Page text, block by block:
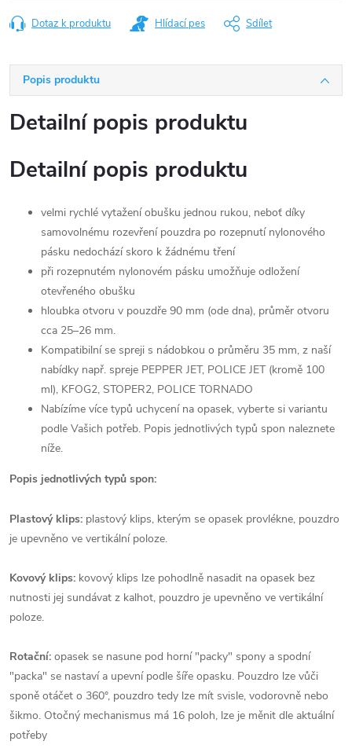
Dotaz k produktu Hlídací pes Sdílet
Popis produktu
Detailní popis produktu
Detailní popis produktu
velmi rychlé vytažení obušku jednou rukou, neboť díky
samovolnému rozevření pouzdra po rozepnutí nylonového
pásku nedochází skoro k žádnému tření
při rozepnutém nylonovém pásku umožňuje odložení
otevřeného obušku
hloubka otvoru v pouzdře 90 mm (ode dna), průměr otvoru
cca 25–26 mm.
Kompatibilní se spreji s nádobkou o průměru 35 mm, z naší
nabídky např. spreje PEPPER JET, POLICE JET (kromě 100
ml), KFOG2, STOPER2, POLICE TORNADO
Nabízíme více typů uchycení na opasek, vyberte si variantu
podle Vašich potřeb. Popis jednotlivých typů spon naleznete
níže.
Popis jednotlivých typů spon:
Plastový klips: plastový klips, kterým se opasek provlékne, pouzdro
je upevněno ve vertikální poloze.
Kovový klips: kovový klips lze pohodlně nasadit na opasek bez
nutnosti jej sundávat z kalhot, pouzdro je upevněno ve vertikální
poloze.
Rotační: opasek se nasune pod horní "packy" spony a spodní
"packa" se nastaví a upevní podle šíře opasku. Pouzdro lze vůči
sponě otáčet o 360°, pouzdro tedy lze mít svisle, vodorovně nebo
šikmo. Otočný mechanismus má 16 poloh, lze je měnit dle aktuální
potřeby